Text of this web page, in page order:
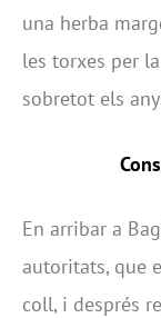
una herba
les torxes per
sobretot els
En arribar a
autoritats, que
coll, i després